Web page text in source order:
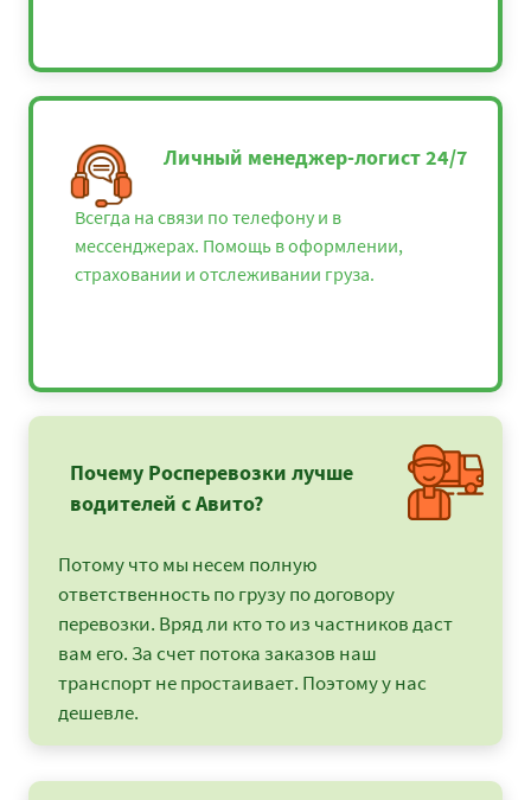
Личный менеджер-логист 24/7
Всегда на связи по телефону и в
мессенджерах. Помощь в оформлении,
страховании и отслеживании груза.
Почему Росперевозки лучше
водителей с Авито?
Потому что мы несем полную
ответственность по грузу по договору
перевозки. Вряд ли кто то из частников даст
вам его. За счет потока заказов наш
транспорт не простаивает. Поэтому у нас
дешевле.